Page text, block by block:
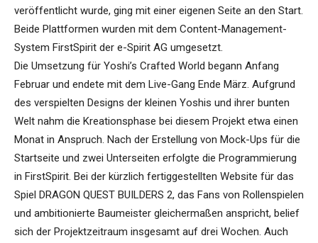
veröffentlicht wurde, ging mit einer eigenen Seite an den Start.
Beide Plattformen wurden mit dem Content-Management-
System FirstSpirit der e-Spirit AG umgesetzt.
Die Umsetzung für Yoshi’s Crafted World begann Anfang
Februar und endete mit dem Live-Gang Ende März. Aufgrund
des verspielten Designs der kleinen Yoshis und ihrer bunten
Welt nahm die Kreationsphase bei diesem Projekt etwa einen
Monat in Anspruch. Nach der Erstellung von Mock-Ups für die
Startseite und zwei Unterseiten erfolgte die Programmierung
in FirstSpirit. Bei der kürzlich fertiggestellten Website für das
Spiel DRAGON QUEST BUILDERS 2, das Fans von Rollenspielen
und ambitionierte Baumeister gleichermaßen anspricht, belief
sich der Projektzeitraum insgesamt auf drei Wochen. Auch